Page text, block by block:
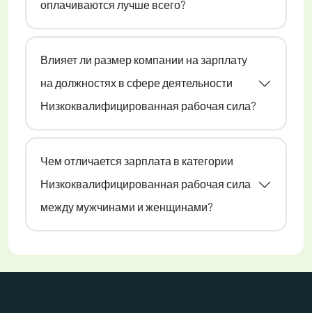
оплачиваются лучше всего?
Влияет ли размер компании на зарплату
на должностях в сфере деятельности
Низкоквалифицированная рабочая сила?
Чем отличается зарплата в категории
Низкоквалифицированная рабочая сила
между мужчинами и женщинами?